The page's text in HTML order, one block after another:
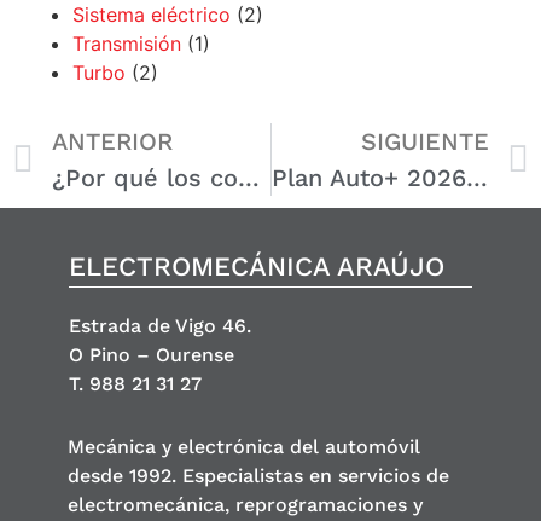
Sistema eléctrico (2)
Transmisión (1)
Turbo (2)
ANTERIOR
¿Por qué los coches actuales tienen más piezas? 7 claves que lo explican
SIGUIENTE
Plan Auto+ 2026: 7 claves para ahorrar hasta 9.000€ en tu coche
ELECTROMECÁNICA ARAÚJO
Estrada de Vigo 46.
O Pino – Ourense
T. 988 21 31 27
Mecánica y electrónica del automóvil
desde 1992. Especialistas en servicios de
electromecánica, reprogramaciones y